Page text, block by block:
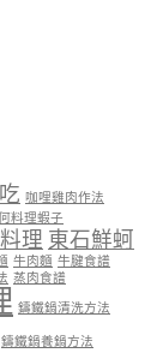
咖哩雞肉作法
料理蝦子
理 東石鮮蚵
牛肉麵 牛腱食譜
蒸肉食譜
鑄鐵鍋清洗方法
鑄鐵鍋養鍋方法